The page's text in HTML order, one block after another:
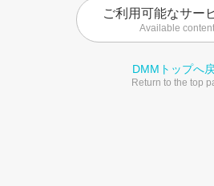
ご利用可能なサー
Available
DMMトップへ
Return to the top